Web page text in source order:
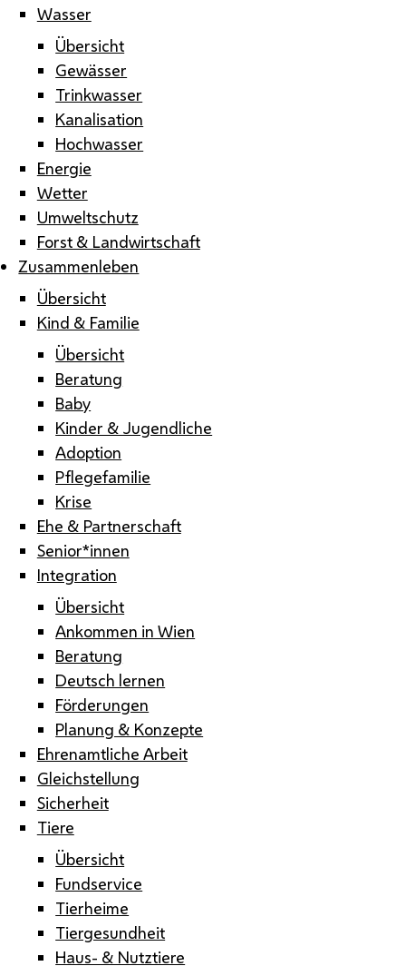
Wasser
Übersicht
Gewässer
Trinkwasser
Kanalisation
Hochwasser
Energie
Wetter
Umweltschutz
Forst & Landwirtschaft
Zusammenleben
Übersicht
Kind & Familie
Übersicht
Beratung
Baby
Kinder & Jugendliche
Adoption
Pflegefamilie
Krise
Ehe & Partnerschaft
Senior*innen
Integration
Übersicht
Ankommen in Wien
Beratung
Deutsch lernen
Förderungen
Planung & Konzepte
Ehrenamtliche Arbeit
Gleichstellung
Sicherheit
Tiere
Übersicht
Fundservice
Tierheime
Tiergesundheit
Haus- & Nutztiere